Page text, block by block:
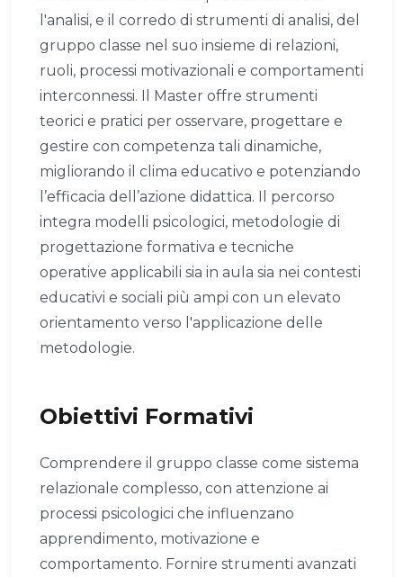
l'analisi, e il corredo di strumenti di analisi, del
gruppo classe nel suo insieme di relazioni,
ruoli, processi motivazionali e comportamenti
interconnessi. Il Master offre strumenti
teorici e pratici per osservare, progettare e
gestire con competenza tali dinamiche,
migliorando il clima educativo e potenziando
l’efficacia dell’azione didattica. Il percorso
integra modelli psicologici, metodologie di
progettazione formativa e tecniche
operative applicabili sia in aula sia nei contesti
educativi e sociali più ampi con un elevato
orientamento verso l'applicazione delle
metodologie.
Obiettivi Formativi
Comprendere il gruppo classe come sistema
relazionale complesso, con attenzione ai
processi psicologici che influenzano
apprendimento, motivazione e
comportamento. Fornire strumenti avanzati